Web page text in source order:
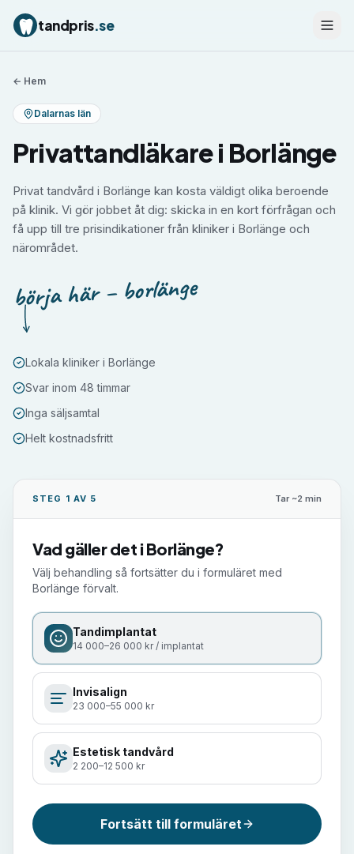
tandpris.se
← Hem
Dalarnas län
Privattandläkare i Borlänge
Privat tandvård i Borlänge kan kosta väldigt olika beroende
på klinik. Vi gör jobbet åt dig: skicka in en kort förfrågan och
få upp till tre prisindikationer från kliniker i Borlänge och
närområdet.
börja här – borlänge
Lokala kliniker i Borlänge
Svar inom 48 timmar
Inga säljsamtal
Helt kostnadsfritt
STEG 1 AV 5 Tar ~2 min
Vad gäller det i Borlänge?
Välj behandling så fortsätter du i formuläret med
Borlänge förvalt.
Tandimplantat
14 000–26 000 kr / implantat
Invisalign
23 000–55 000 kr
Estetisk tandvård
2 200–12 500 kr
Fortsätt till formuläret